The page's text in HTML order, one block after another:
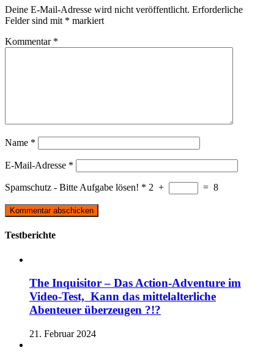
Deine E-Mail-Adresse wird nicht veröffentlicht. Erforderliche
Felder sind mit * markiert
Kommentar *
Name *
E-Mail-Adresse *
Spamschutz - Bitte Aufgabe lösen! * 2 + = 8
Testberichte
The Inquisitor – Das Action-Adventure im
Video-Test, Kann das mittelalterliche
Abenteuer überzeugen ?!?
21. Februar 2024